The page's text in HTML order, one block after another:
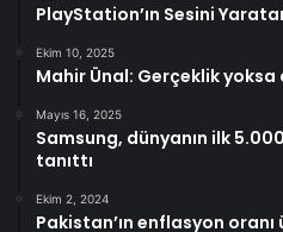
PlayStation’ın Sesini
Ekim 10, 2025
Mahir Ünal: Gerçeklik
Mayıs 16, 2025
Samsung, dünyanın ilk
tanıttı
Ekim 2, 2024
Pakistan’ın enflasyon oranı